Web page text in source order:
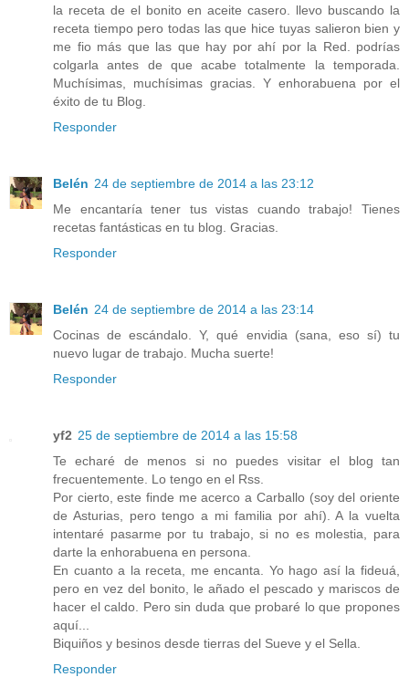
la receta de el bonito en aceite casero. llevo buscando la
receta tiempo pero todas las que hice tuyas salieron bien y
me fio más que las que hay por ahí por la Red. podrías
colgarla antes de que acabe totalmente la temporada.
Muchísimas, muchísimas gracias. Y enhorabuena por el
éxito de tu Blog.
Responder
Belén 24 de septiembre de 2014 a las 23:12
Me encantaría tener tus vistas cuando trabajo! Tienes
recetas fantásticas en tu blog. Gracias.
Responder
Belén 24 de septiembre de 2014 a las 23:14
Cocinas de escándalo. Y, qué envidia (sana, eso sí) tu
nuevo lugar de trabajo. Mucha suerte!
Responder
yf2 25 de septiembre de 2014 a las 15:58
Te echaré de menos si no puedes visitar el blog tan
frecuentemente. Lo tengo en el Rss.
Por cierto, este finde me acerco a Carballo (soy del oriente
de Asturias, pero tengo a mi familia por ahí). A la vuelta
intentaré pasarme por tu trabajo, si no es molestia, para
darte la enhorabuena en persona.
En cuanto a la receta, me encanta. Yo hago así la fideuá,
pero en vez del bonito, le añado el pescado y mariscos de
hacer el caldo. Pero sin duda que probaré lo que propones
aquí...
Biquiños y besinos desde tierras del Sueve y el Sella.
Responder